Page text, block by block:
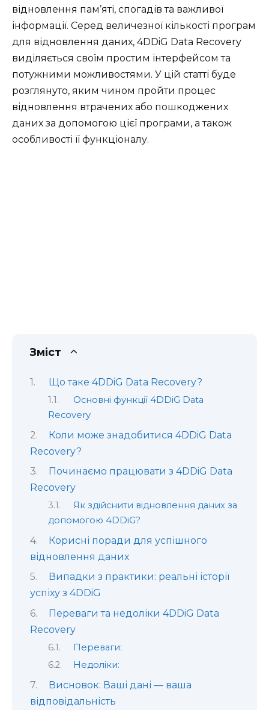
відновлення пам’яті, спогадів та важливої
інформації. Серед величезної кількості програм
для відновлення даних, 4DDiG Data Recovery
виділяється своїм простим інтерфейсом та
потужними можливостями. У цій статті буде
розглянуто, яким чином пройти процес
відновлення втрачених або пошкоджених
даних за допомогою цієї програми, а також
особливості її функціоналу.
Зміст
Що таке 4DDiG Data Recovery?
Основні функції 4DDiG Data
Recovery
Коли може знадобитися 4DDiG Data
Recovery?
Починаємо працювати з 4DDiG Data
Recovery
Як здійснити відновлення даних за
допомогою 4DDiG?
Корисні поради для успішного
відновлення даних
Випадки з практики: реальні історії
успіху з 4DDiG
Переваги та недоліки 4DDiG Data
Recovery
Переваги:
Недоліки:
Висновок: Ваші дані — ваша
відповідальність